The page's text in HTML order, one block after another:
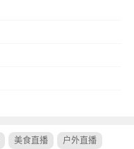
美食直播 户外直播